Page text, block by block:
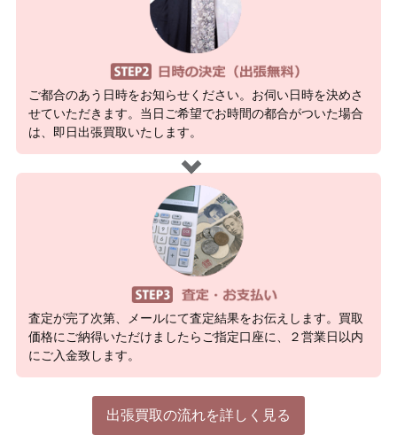
ご都合のあう日時をお知らせください。お伺い日時を決めさ
せていただきます。当日ご希望でお時間の都合がついた場合
は、即日出張買取いたします。
査定が完了次第、メールにて査定結果をお伝えします。買取
価格にご納得いただけましたらご指定口座に、２営業日以内
にご入金致します。
出張買取の流れを詳しく見る